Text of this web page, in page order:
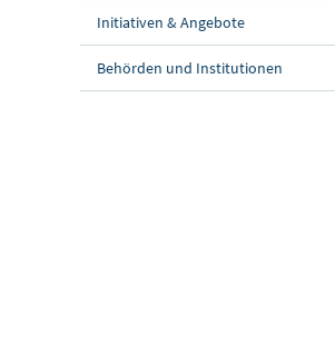
Initiativen & Angebote
Behörden und Institutionen